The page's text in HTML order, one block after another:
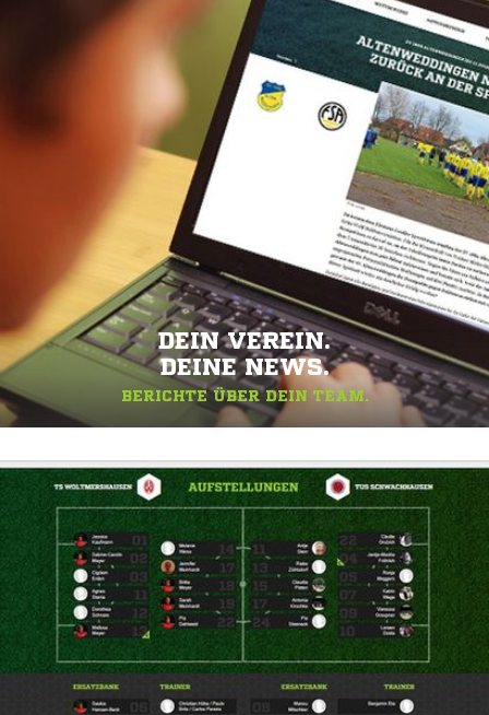
DEIN VEREIN.
DEINE NEWS.
BERICHTE ÜBER DEIN TEAM.